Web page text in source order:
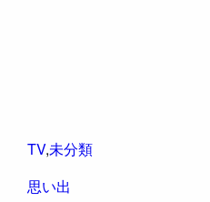
TV,未分類
思い出